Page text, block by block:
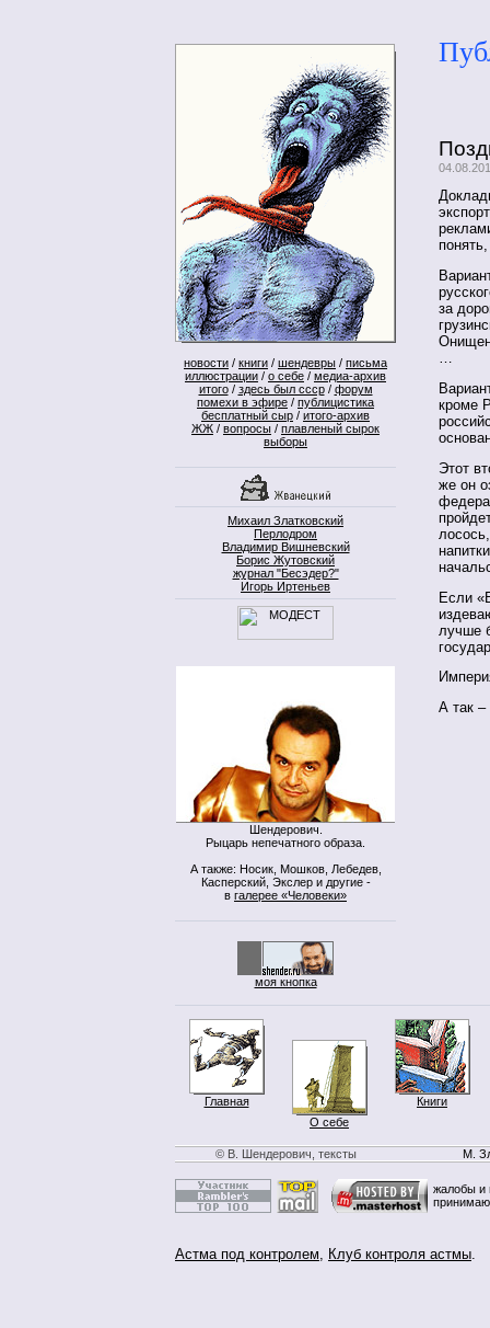
новости / книги / шендевры / письма
иллюстрации / о себе / медиа-архив
итого/ здесь был ссср/ форум
помехи в эфире / публицистика
бесплатный сыр / итого-архив
ЖЖ / вопросы / плавленый сырок
выборы
Михаил Златковский
Перлодром
Владимир Вишневский
Борис Жутовский
журнал "Бесэдер?"
Игорь Иртеньев
Шендерович.
Рыцарь непечатного образа.
А также: Носик, Мошков, Лебедев,
Касперский, Экслер и другие -
в галерее «Человеки»
моя кнопка
за
…
кроме
Этот
же он
Если
лучше
А так –
Главная
О себе
Книги
© В. Шендерович, тексты М.
жалобы и
Астма под контролем, Клуб контроля астмы.